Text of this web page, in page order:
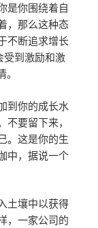
是你围绕着自
，那么这种态
不断追求增长
受到激励和激
到你的成长水
要留下来，
。这是你的生
中，据说一个
土壤中以获得
，一家公司的